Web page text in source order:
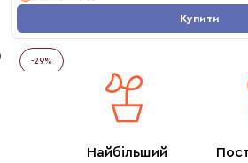
Купити
-29%
Найбільший